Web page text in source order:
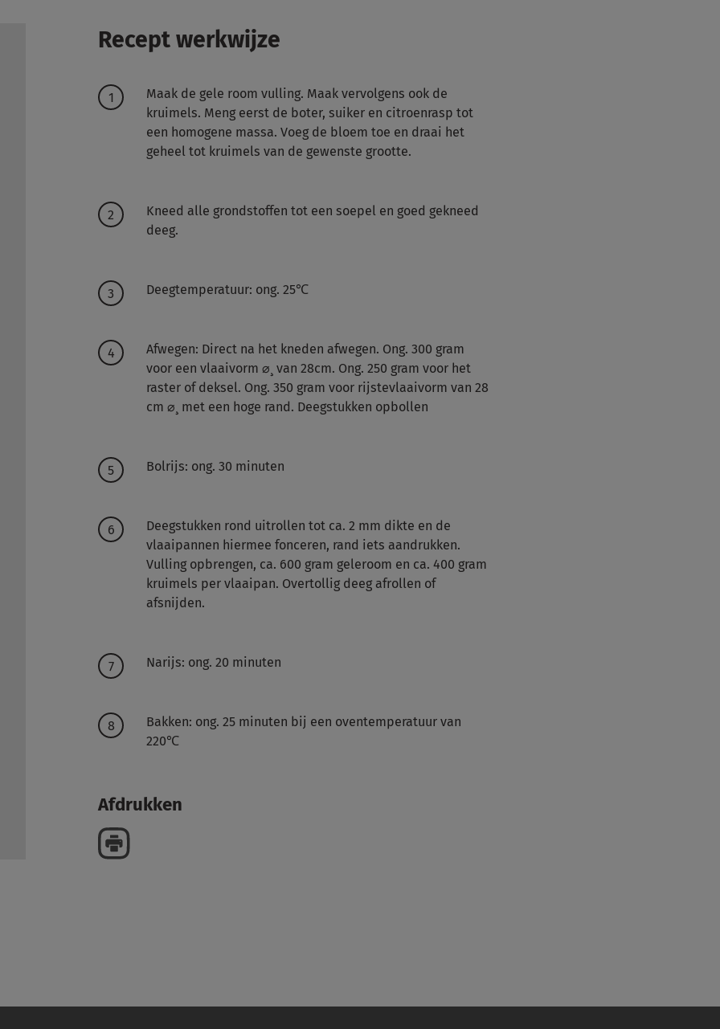
Recept werkwijze
Maak de gele room vulling. Maak vervolgens ook de
kruimels. Meng eerst de boter, suiker en citroenrasp tot
een homogene massa. Voeg de bloem toe en draai het
geheel tot kruimels van de gewenste grootte.
Kneed alle grondstoffen tot een soepel en goed gekneed
deeg.
Deegtemperatuur: ong. 25℃
Afwegen: Direct na het kneden afwegen. Ong. 300 gram
voor een vlaaivorm ⌀¸ van 28cm. Ong. 250 gram voor het
raster of deksel. Ong. 350 gram voor rijstevlaaivorm van 28
cm ⌀¸ met een hoge rand. Deegstukken opbollen
Bolrijs: ong. 30 minuten
Deegstukken rond uitrollen tot ca. 2 mm dikte en de
vlaaipannen hiermee fonceren, rand iets aandrukken.
Vulling opbrengen, ca. 600 gram geleroom en ca. 400 gram
kruimels per vlaaipan. Overtollig deeg afrollen of
afsnijden.
Narijs: ong. 20 minuten
Bakken: ong. 25 minuten bij een oventemperatuur van
220℃
Afdrukken